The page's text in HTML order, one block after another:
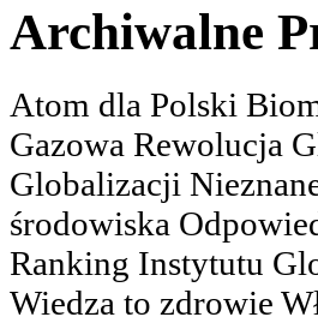
Archiwalne
Atom dla Polski
Gazowa Rewolucja
Globalizacji
środowiska
Ranking Instytutu
Wiedza to zdrowie